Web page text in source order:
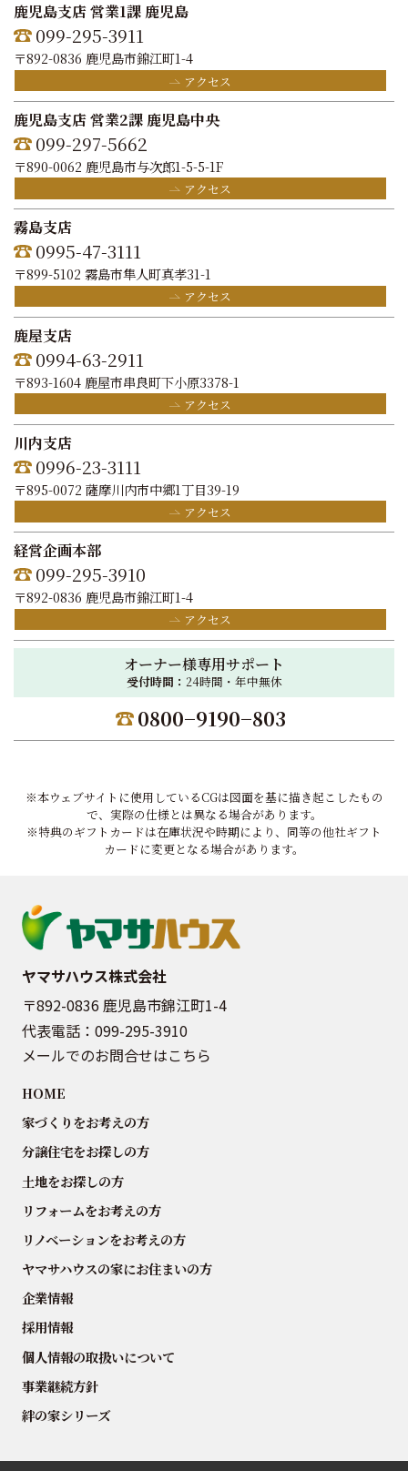
鹿児島支店 営業1課 鹿児島
099-295-3911
〒892-0836 鹿児島市錦江町1-4
アクセス
鹿児島支店 営業2課 鹿児島中央
099-297-5662
〒890-0062 鹿児島市与次郎1-5-5-1F
アクセス
霧島支店
0995-47-3111
〒899-5102 霧島市隼人町真孝31-1
アクセス
鹿屋支店
0994-63-2911
〒893-1604 鹿屋市串良町下小原3378-1
アクセス
川内支店
0996-23-3111
〒895-0072 薩摩川内市中郷1丁目39-19
アクセス
経営企画本部
099-295-3910
〒892-0836 鹿児島市錦江町1-4
アクセス
オーナー様専用サポート
受付時間： 24時間・年中無休
0800−9190−803
※本ウェブサイトに使用しているCGは図面を基に描き起こしたもの
で、実際の仕様とは異なる場合があります。
※特典のギフトカードは在庫状況や時期により、同等の他社ギフト
カードに変更となる場合があります。
ヤマサハウス株式会社
〒892-0836 鹿児島市錦江町1-4
代表電話： 099-295-3910
メールでのお問合せはこちら
HOME
家づくりをお考えの方
分譲住宅をお探しの方
土地をお探しの方
リフォームをお考えの方
リノベーションをお考えの方
ヤマサハウスの家にお住まいの方
企業情報
採用情報
個人情報の取扱いについて
事業継続方針
絆の家シリーズ